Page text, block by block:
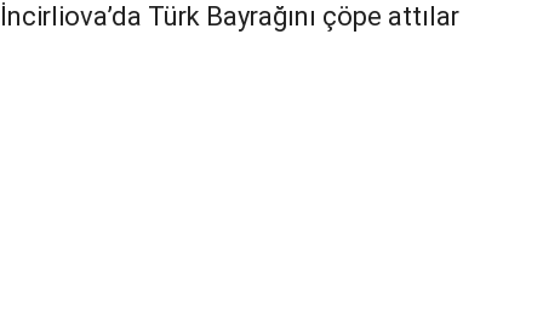
İncirliova’da Türk Bayrağını çöpe attılar